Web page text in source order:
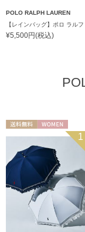
POLO RALPH LAUREN
¥5,500円(税込)
1